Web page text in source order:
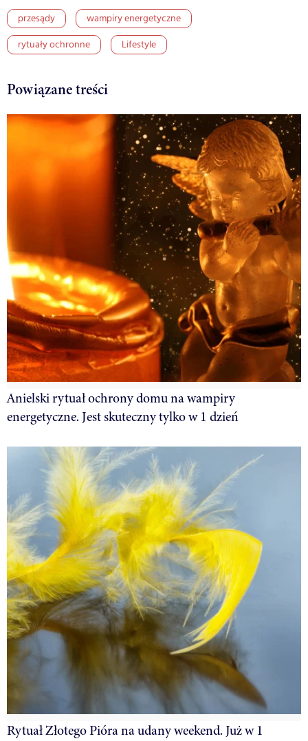
przesądy
wampiry energetyczne
rytuały ochronne
Lifestyle
Powiązane treści
Anielski rytuał ochrony domu na wampiry
energetyczne. Jest skuteczny tylko w 1 dzień
Rytuał Złotego Pióra na udany weekend. Już w 1